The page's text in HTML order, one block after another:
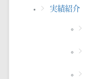
実績紹介